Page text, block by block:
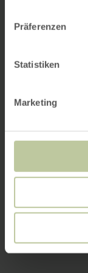
Präferenzen
Statistiken
Marketing